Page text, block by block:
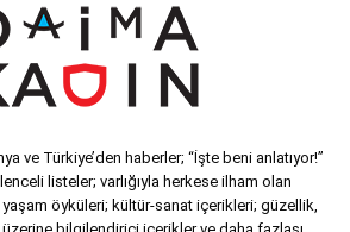
ve Türkiye’den haberler; “İşte beni anlatıyor!”
listeler; varlığıyla herkese ilham olan
yaşam öyküleri; kültür-sanat içerikleri; güzellik,